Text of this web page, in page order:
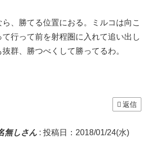
、勝てる位置におる。ミルコは向こ
て行って前を射程圏に入れて追い出し
群、勝つべくして勝ってるわ。
返信
無しさん : 投稿日：2018/01/24(水)